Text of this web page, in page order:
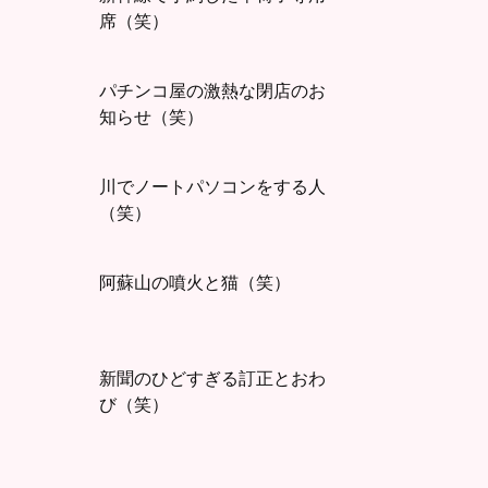
席（笑）
パチンコ屋の激熱な閉店のお
知らせ（笑）
川でノートパソコンをする人
（笑）
阿蘇山の噴火と猫（笑）
新聞のひどすぎる訂正とおわ
び（笑）